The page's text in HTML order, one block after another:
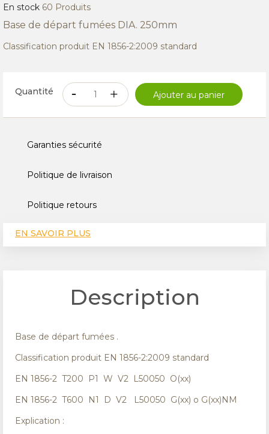
En stock 60 Produits
Base de départ fumées DIA. 250mm
Classification produit EN 1856-2:2009 standard
Quantité Ajouter au panier
Garanties sécurité
Politique de livraison
Politique retours
EN SAVOIR PLUS
Description
Base de départ fumées .
Classification produit EN 1856-2:2009 standard
EN 1856-2 T200 P1 W V2 L50050 O(xx)
EN 1856-2 T600 N1 D V2 L50050 G(xx) o G(xx)NM
Explication :